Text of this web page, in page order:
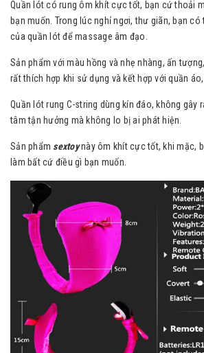
Quần lót có rung ôm khít cực tốt, bạn cứ thoải
bạn muốn. Trong lúc nghỉ ngơi, thư giãn, bạn
của quần lót để massage âm đạo.
Sản phẩm với màu hồng và nhẹ nhàng, ấn
rất thích hợp khi sử dụng và kết hợp với quần áo,
Quần lót rung C-string dùng kín đáo, không gây
tâm tận hưởng mà không lo bị ai phát hiện.
Sản phẩm sextoynày ôm khít cực tốt, khi mặc,
làm bất cứ điều gì bạn muốn.